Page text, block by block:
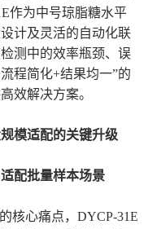
作为中号琼脂糖水平
计及灵活的自动化联
测中的效率瓶颈、误
程简化+结果均一”的
效解决方案。
模适配的关键升级
配批量样本场景
核心痛点，DYCP-31E